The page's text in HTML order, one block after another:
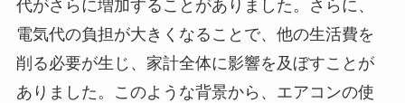
代がさらに増加することがありました。さらに、
電気代の負担が大きくなることで、他の生活費を
削る必要が生じ、家計全体に影響を及ぼすことが
ありました。このような背景から、エアコンの使